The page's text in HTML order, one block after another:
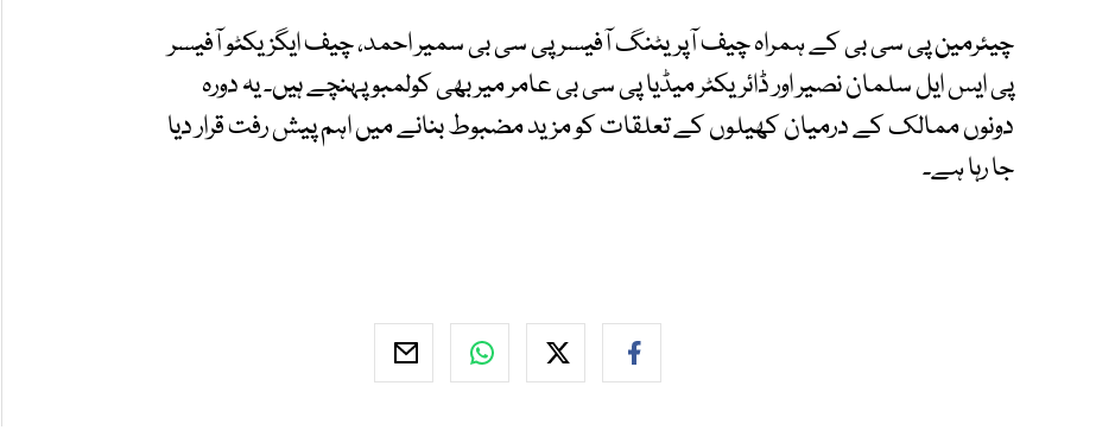
چیئرمین پی سی بی کے ہمراہ چیف آپریٹنگ آفیسر پی سی بی سمیر احمد، چیف ایگزیکٹو آفیسر
پی ایس ایل سلمان نصیر اور ڈائریکٹر میڈیا پی سی بی عامر میر بھی کولمبو پہنچے ہیں۔ یہ دورہ
دونوں ممالک کے درمیان کھیلوں کے تعلقات کو مزید مضبوط بنانے میں اہم پیش رفت قرار دیا
جا رہا ہے۔